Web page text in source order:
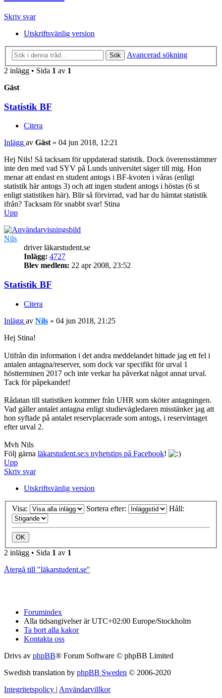
Skriv svar
Utskriftsvänlig version
Sök
Avancerad sökning
2 inlägg • Sida 1 av 1
Gäst
Statistik BF
Citera
Inlägg av Gäst » 04 jun 2018, 12:21
Hej Nils! Så tacksam för uppdaterad statistik. Dock överensstämmer
inte den med vad SYV på Lunds universitet säger till mig. Hon
menar att endast en student antogs i BF-kvoten i våras (enligt
statistik här antogs 3) och att ingen student antogs i höstas (6 st
enligt statistiken här). Blir så förvirrad, vad har du hämtat statistik
ifrån? Tacksam för snabbt svar! Stina
Upp
Nils
driver läkarstudent.se
Inlägg: 4727
Blev medlem: 22 apr 2008, 23:52
Statistik BF
Citera
Inlägg av Nils » 04 jun 2018, 21:25
Hej Stina!
Utifrån din information i det andra meddelandet hittade jag ett fel i
antalen antagna/reserver, som dock var specifikt för urval 1
höstterminen 2017 och inte verkar ha påverkat något annat urval.
Tack för påpekandet!
Rådatan till statistiken kommer från UHR som sköter antagningen.
Vad gäller antalet antagna enligt studievägledaren misstänker jag att
hon syftade på antalet reservplacerade som antogs, i reservintaget
efter urval 2.
Mvh Nils
Följ gärna läkarstudent.se:s nyhetstips på Facebook!
Upp
Skriv svar
Utskriftsvänlig version
Visa: Sortera efter: Håll:
2 inlägg • Sida 1 av 1
Återgå till "läkarstudent.se"
Forumindex
Alla tidsangivelser är UTC+02:00 Europe/Stockholm
Ta bort alla kakor
Kontakta oss
Drivs av phpBB® Forum Software © phpBB Limited
Swedish translation by phpBB Sweden © 2006-2020
Integritetspolicy | Användarvillkor